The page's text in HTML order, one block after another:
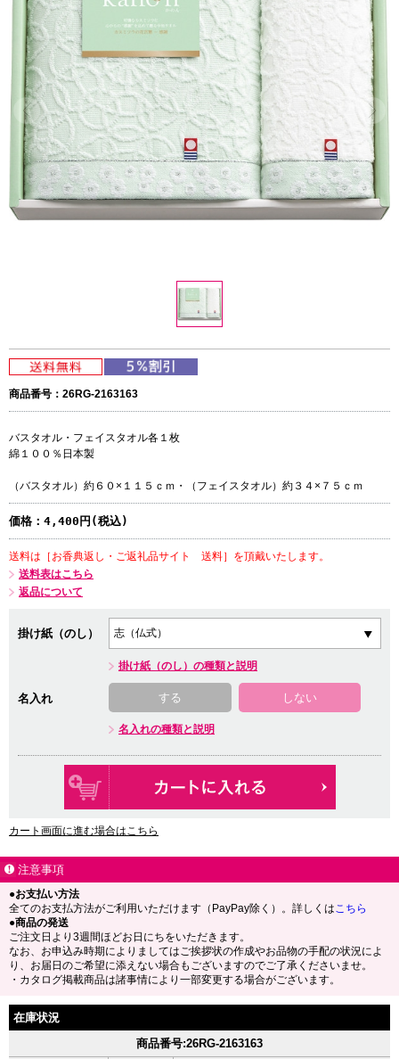
商品番号：26RG-2163163
バスタオル・フェイスタオル各１枚
綿１００％日本製
（バスタオル）約６０×１１５ｃｍ・（フェイスタオル）約３４×７５ｃｍ
価格： 4,400円(税込)
送料は［お香典返し・ご返礼品サイト 送料］を頂戴いたします。
送料表はこちら
返品について
掛け紙（のし）
掛け紙（のし）の種類と説明
名入れ する しない
名入れの種類と説明
カート画面に進む場合はこちら
注意事項
●お支払い方法
全てのお支払方法がご利用いただけます（PayPay除く）。詳しくはこちら
●商品の発送
ご注文日より3週間ほどお日にちをいただきます。
なお、お申込み時期によりましてはご挨拶状の作成やお品物の手配の状況によ
り、お届日のご希望に添えない場合もございますのでご了承くださいませ。
・カタログ掲載商品は諸事情により一部変更する場合がございます。
在庫状況
商品番号:26RG-2163163